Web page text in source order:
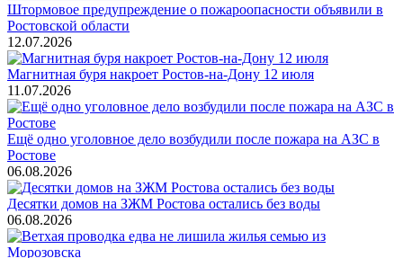
Штормовое предупреждение о пожароопасности объявили в
Ростовской области
12.07.2026
Магнитная буря накроет Ростов-на-Дону 12 июля
11.07.2026
Ещё одно уголовное дело возбудили после пожара на АЗС в
Ростове
06.08.2026
Десятки домов на ЗЖМ Ростова остались без воды
06.08.2026